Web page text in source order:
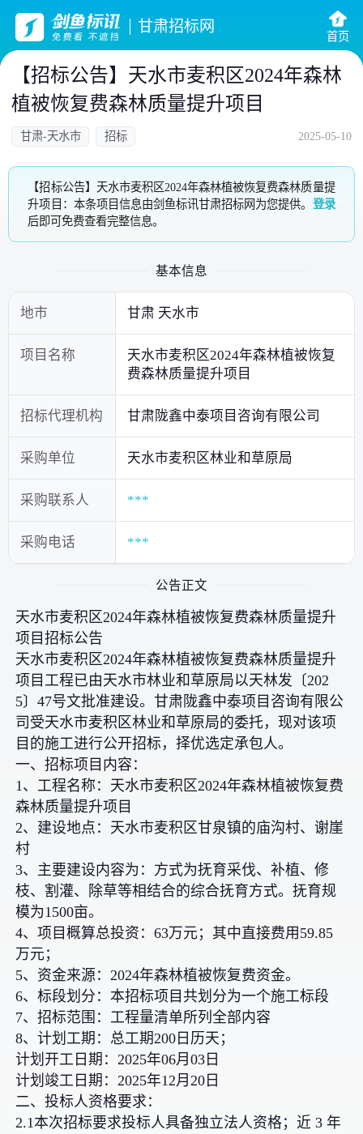
甘肃招标网
首页
【招标公告】天水市麦积区2024年森林
植被恢复费森林质量提升项目
甘肃-天水市 招标 2025-05-10
【招标公告】天水市麦积区2024年森林植被恢复费森林质量提
升项目：本条项目信息由剑鱼标讯甘肃招标网为您提供。 登录
后即可免费查看完整信息。
基本信息
地市 甘肃 天水市
项目名称
天水市麦积区2024年森林植被恢复
费森林质量提升项目
招标代理机构 甘肃陇鑫中泰项目咨询有限公司
采购单位 天水市麦积区林业和草原局
采购联系人 ***
采购电话 ***
公告正文
天水市麦积区2024年森林植被恢复费森林质量提升
项目招标公告
天水市麦积区2024年森林植被恢复费森林质量提升
项目工程已由天水市林业和草原局以天林发〔202
5〕47号文批准建设。甘肃陇鑫中泰项目咨询有限公
司受天水市麦积区林业和草原局的委托，现对该项
目的施工进行公开招标，择优选定承包人。
一、招标项目内容：
1、工程名称：天水市麦积区2024年森林植被恢复费
森林质量提升项目
2、建设地点：天水市麦积区甘泉镇的庙沟村、谢崖
村
3、主要建设内容为：方式为抚育采伐、补植、修
枝、割灌、除草等相结合的综合抚育方式。抚育规
模为1500亩。
4、项目概算总投资：63万元；其中直接费用59.85
万元；
5、资金来源：2024年森林植被恢复费资金。
6、标段划分：本招标项目共划分为一个施工标段
7、招标范围：工程量清单所列全部内容
8、计划工期：总工期200日历天；
计划开工日期：2025年06月03日
计划竣工日期：2025年12月20日
二、投标人资格要求：
2.1本次招标要求投标人具备独立法人资格；近 3 年